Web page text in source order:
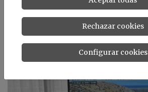
Noticias relacionadas
Rechazar cookies
Configurar cookies